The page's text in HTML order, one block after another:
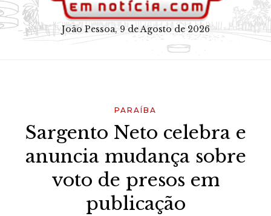
João Pessoa, 9 de Agosto de 2026
PARAÍBA
Sargento Neto celebra e
anuncia mudança sobre
voto de presos em
publicação